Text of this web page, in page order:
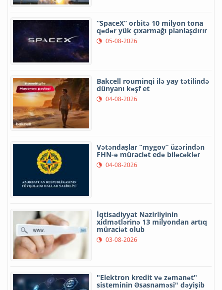
“SpaceX” orbitə 10 milyon tona
qədər yük çıxarmağı planlaşdırır
05-08-2026
Bakcell rouminqi ilə yay tətilində
dünyanı kəşf et
04-08-2026
Vətəndaşlar “mygov” üzərindən
FHN-ə müraciət edə biləcəklər
04-08-2026
İqtisadiyyat Nazirliyinin
xidmətlərinə 13 milyondan artıq
müraciət olub
03-08-2026
"Elektron kredit və zəmanət"
sisteminin Əsasnaməsi" dəyişib